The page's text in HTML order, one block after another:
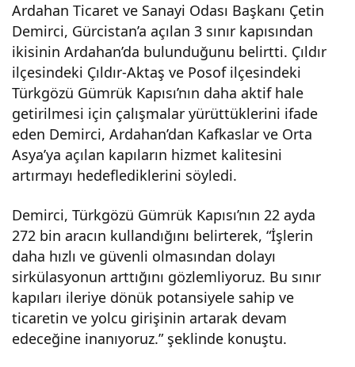
Ardahan Ticaret ve Sanayi Odası Başkanı Çetin
Demirci, Gürcistan’a açılan 3 sınır kapısından
ikisinin Ardahan’da bulunduğunu belirtti. Çıldır
ilçesindeki Çıldır-Aktaş ve Posof ilçesindeki
Türkgözü Gümrük Kapısı’nın daha aktif hale
getirilmesi için çalışmalar yürüttüklerini ifade
eden Demirci, Ardahan’dan Kafkaslar ve Orta
Asya’ya açılan kapıların hizmet kalitesini
artırmayı hedeflediklerini söyledi.
Demirci, Türkgözü Gümrük Kapısı’nın 22 ayda
272 bin aracın kullandığını belirterek, “İşlerin
daha hızlı ve güvenli olmasından dolayı
sirkülasyonun arttığını gözlemliyoruz. Bu sınır
kapıları ileriye dönük potansiyele sahip ve
ticaretin ve yolcu girişinin artarak devam
edeceğine inanıyoruz.” şeklinde konuştu.
bin
araç
kull
andı